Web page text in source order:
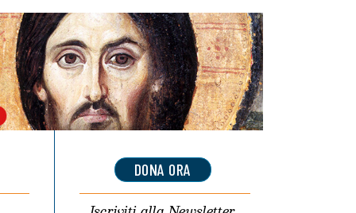
DONA ORA